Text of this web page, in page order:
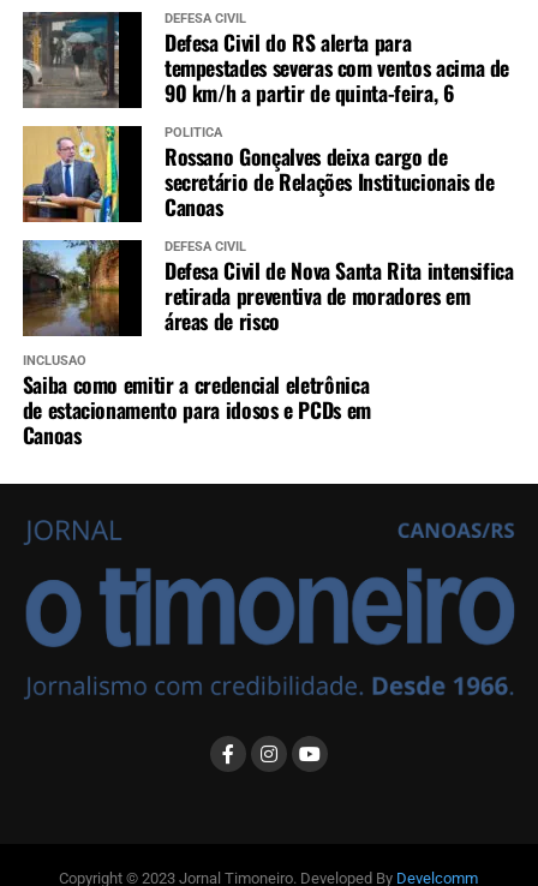
DEFESA CIVIL
Defesa Civil do RS alerta para
tempestades severas com ventos acima de
90 km/h a partir de quinta-feira, 6
POLÍTICA
Rossano Gonçalves deixa cargo de
secretário de Relações Institucionais de
Canoas
DEFESA CIVIL
Defesa Civil de Nova Santa Rita intensifica
retirada preventiva de moradores em
áreas de risco
INCLUSÃO
Saiba como emitir a credencial eletrônica
de estacionamento para idosos e PCDs em
Canoas
Copyright © 2023 Jornal Timoneiro. Developed By Develcomm